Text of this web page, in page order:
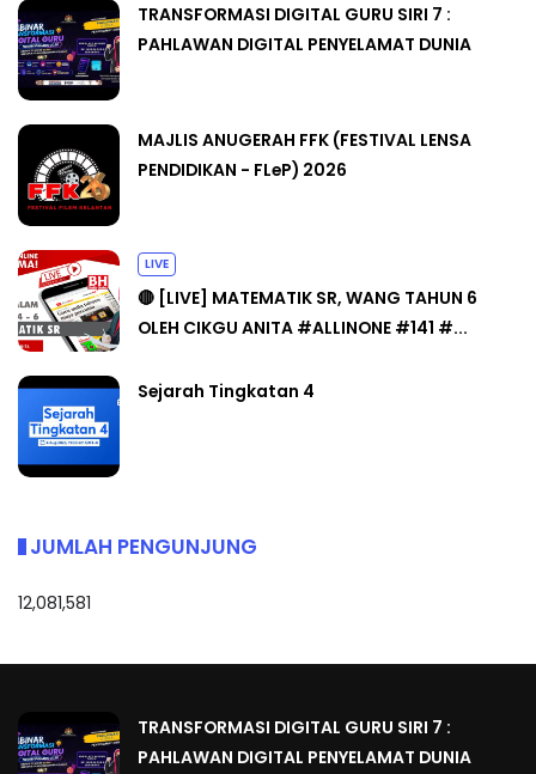
TRANSFORMASI DIGITAL GURU SIRI 7 :
PAHLAWAN DIGITAL PENYELAMAT DUNIA
MAJLIS ANUGERAH FFK (FESTIVAL LENSA
PENDIDIKAN - FLeP) 2026
LIVE
🔴 [LIVE] MATEMATIK SR, WANG TAHUN 6
OLEH CIKGU ANITA #ALLINONE #141 #...
Sejarah Tingkatan 4
JUMLAH PENGUNJUNG
12,081,581
TRANSFORMASI DIGITAL GURU SIRI 7 :
PAHLAWAN DIGITAL PENYELAMAT DUNIA